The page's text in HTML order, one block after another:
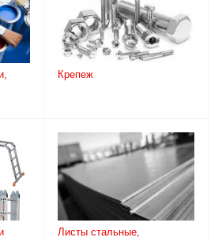
Крепеж
Листы стальные,